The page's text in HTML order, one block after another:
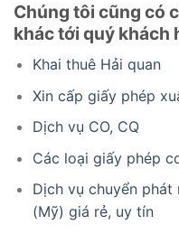
Chúng tôi cũng có
khác tới quý khách
Khai thuê Hải quan
Xin cấp giấy phép
Dịch vụ CO, CQ
Các loại giấy phép
Dịch vụ chuyển phát
(Mỹ) giá rẻ, uy tín